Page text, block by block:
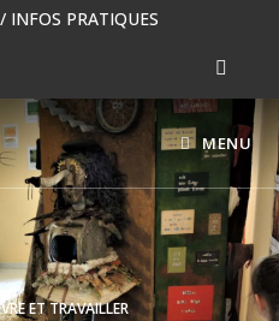
INFOS PRATIQUES
MENU
ET TRAVAILLER